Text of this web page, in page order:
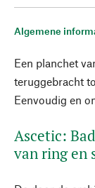
Algemene
Een planchet
teruggebracht
Eenvoudig en
Ascetic:
van ring en